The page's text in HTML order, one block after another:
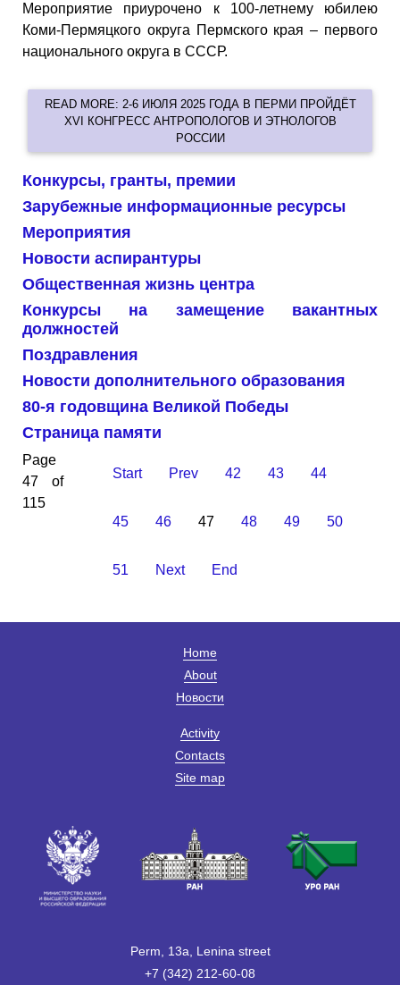
Мероприятие приурочено к 100-летнему юбилею
Коми-Пермяцкого округа Пермского края – первого
национального округа в СССР.
READ MORE: 2-6 ИЮЛЯ 2025 ГОДА В ПЕРМИ ПРОЙДЁТ
XVI КОНГРЕСС АНТРОПОЛОГОВ И ЭТНОЛОГОВ
РОССИИ
Конкурсы, гранты, премии
Зарубежные информационные ресурсы
Мероприятия
Новости аспирантуры
Общественная жизнь центра
Конкурсы на замещение вакантных
должностей
Поздравления
Новости дополнительного образования
80-я годовщина Великой Победы
Страница памяти
Page
47 of
115
Start Prev 42 43 44
45 46 47 48 49 50
51 Next End
Home
About
Новости
Activity
Contacts
Site map
Perm, 13a, Lenina street
+7 (342) 212-60-08